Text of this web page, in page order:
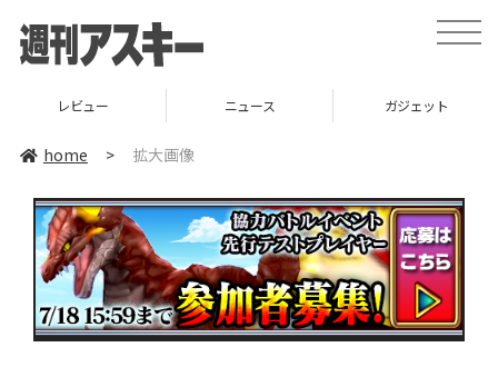
toggle
レビュー ニュース ガジェット
home > 拡大画像